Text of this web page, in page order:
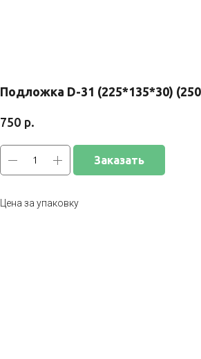
Подложка D-31 (225*135*30)
750 р.
Заказать
Цена за упаковку